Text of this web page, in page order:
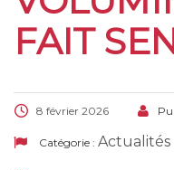
FAIT
8 février 2026
Catégorie : Actualités